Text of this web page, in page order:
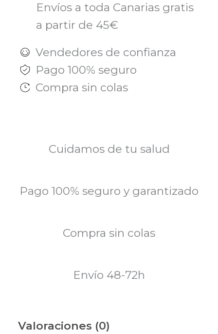
Envíos a toda Canarias gratis
a partir de 45€
Vendedores de confianza
Pago 100% seguro
Compra sin colas
Cuidamos de tu salud
Pago 100% seguro y garantizado
Compra sin colas
Envío 48-72h
Valoraciones (0)